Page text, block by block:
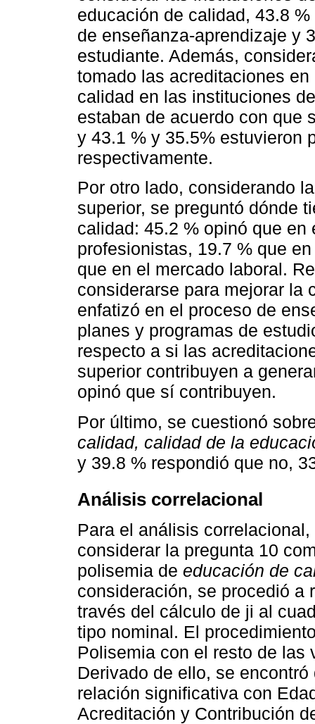
educación de calidad, 43.8
de enseñanza-aprendizaje y
estudiante. Además,
tomado las acreditaciones
calidad en las instituciones
estaban de acuerdo con que
y 43.1 % y 35.5% estuvieron
respectivamente.
Por otro lado, considerando
superior, se preguntó dónde
calidad: 45.2 % opinó que
profesionistas, 19.7 % que
que en el mercado laboral.
considerarse para mejorar la
enfatizó en el proceso de
planes y programas de
respecto a si las
superior contribuyen a
opinó que sí contribuyen.
Por último, se cuestionó
calidad, calidad de la
y 39.8 % respondió que no,
Análisis correlacional
Para el análisis
considerar la pregunta 10
polisemia de educación de
consideración, se procedió a
través del cálculo de ji al
tipo nominal. El
Polisemia con el resto de las
Derivado de ello, se
relación significativa con
Acreditación y Contribución